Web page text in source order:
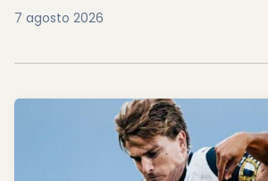
7 agosto 2026